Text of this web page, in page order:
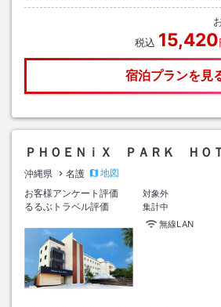
空港→高速バス名護ターミナル→徒歩15分
税込 15,420
宿泊プランを見
ＰＨＯＥＮｉＸ ＰＡＲＫ ＨＯ
沖縄県 名護
地図
お客様アンケート評価
対象外
るるぶトラベル評価
集計中
無線LAN